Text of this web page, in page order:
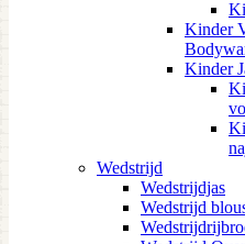
Kinder
Kinder
Wedstrijd
Wedstrijdjas
Wedstrijd